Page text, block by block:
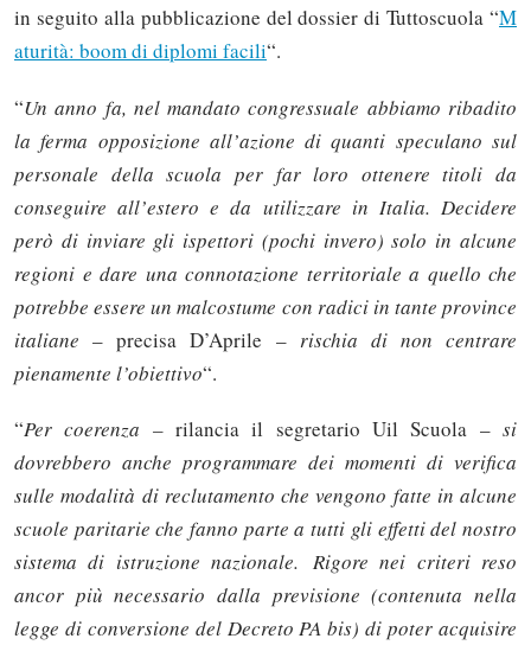
in seguito alla pubblicazione del dossier di Tuttoscuola “M
aturità: boom di diplomi facili“.
“Un anno fa, nel mandato congressuale abbiamo ribadito
la ferma opposizione all’azione di quanti speculano sul
personale della scuola per far loro ottenere titoli da
conseguire all’estero e da utilizzare in Italia. Decidere
però di inviare gli ispettori (pochi invero) solo in alcune
regioni e dare una connotazione territoriale a quello che
potrebbe essere un malcostume con radici in tante province
italiane – precisa D’Aprile –rischia di non centrare
pienamente l’obiettivo“.
“Per coerenza –rilancia il segretario Uil Scuola –si
dovrebbero anche programmare dei momenti di verifica
sulle modalità di reclutamento che vengono fatte in alcune
scuole paritarie che fanno parte a tutti gli effetti del nostro
sistema di istruzione nazionale. Rigore nei criteri reso
ancor più necessario dalla previsione (contenuta nella
legge di conversione del Decreto PA bis) di poter acquisire